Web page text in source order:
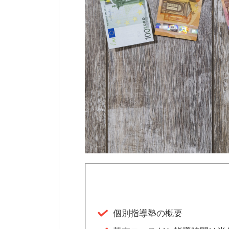
個別指導塾の概要